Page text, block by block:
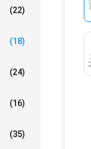
(22)
(18)
(24)
(16)
(35)